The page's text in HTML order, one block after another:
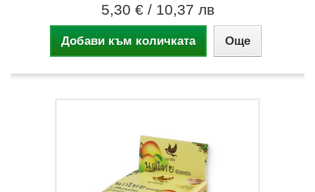
5,30 € / 10,37 лв
Добави към количката Още